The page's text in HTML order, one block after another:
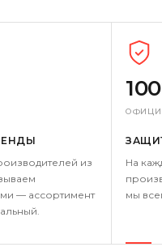
из
— ассортимент
На
мы